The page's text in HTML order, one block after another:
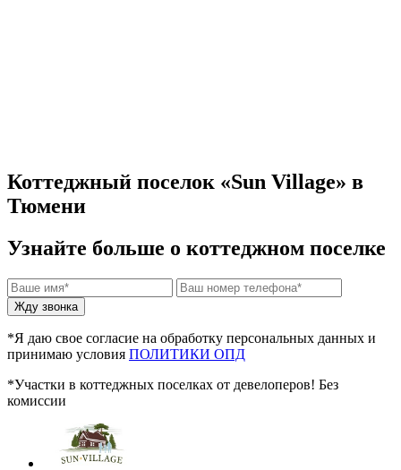
Коттеджный поселок «Sun Village» в
Тюмени
Узнайте больше о коттеджном поселке
*Я даю свое согласие на обработку персональных данных и
принимаю условия ПОЛИТИКИ ОПД
*Участки в коттеджных поселках от девелоперов! Без
комиссии